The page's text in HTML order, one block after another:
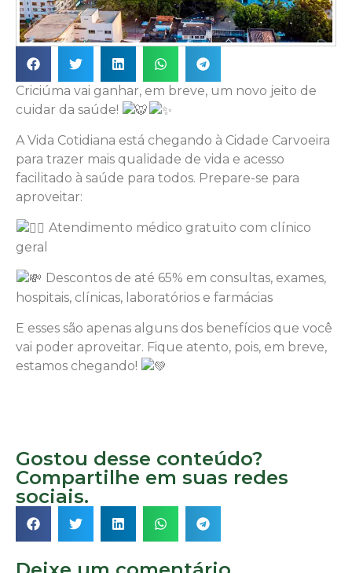
Criciúma vai ganhar, em breve, um novo jeito de
cuidar da saúde!
A Vida Cotidiana está chegando à Cidade Carvoeira
para trazer mais qualidade de vida e acesso
facilitado à saúde para todos. Prepare-se para
aproveitar:
Atendimento médico gratuito com clínico
geral
Descontos de até 65% em consultas, exames,
hospitais, clínicas, laboratórios e farmácias
E esses são apenas alguns dos benefícios que você
vai poder aproveitar. Fique atento, pois, em breve,
estamos chegando!
Gostou desse conteúdo?
Compartilhe em suas redes
sociais.